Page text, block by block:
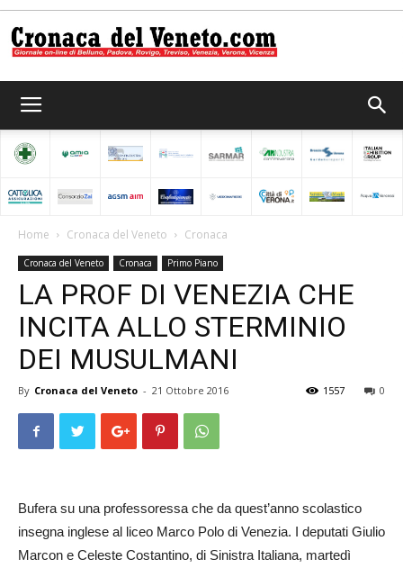
del
Veneto
Home Cronaca del Veneto Cronaca
Cronaca del Veneto Cronaca Primo Piano
LA PROF DI VENEZIA CHE
INCITA ALLO STERMINIO
DEI MUSULMANI
By Cronaca del Veneto - 21 Ottobre 2016 0
1557
Bufera su una professoressa che da quest’anno scolastico
insegna inglese al liceo Marco Polo di Ve­nezia. I deputati Giulio
Marcon e Celeste Costantino, di Sinistra Ita­liana, martedì